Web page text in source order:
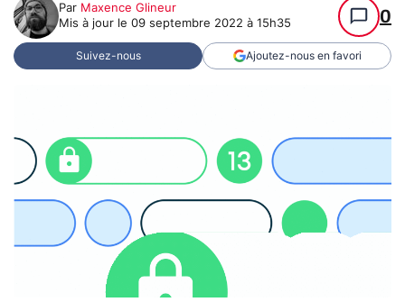
Par Maxence Glineur
Mis à jour le 09 septembre 2022 à 15h35 0
Suivez-nous Ajoutez-nous en favori